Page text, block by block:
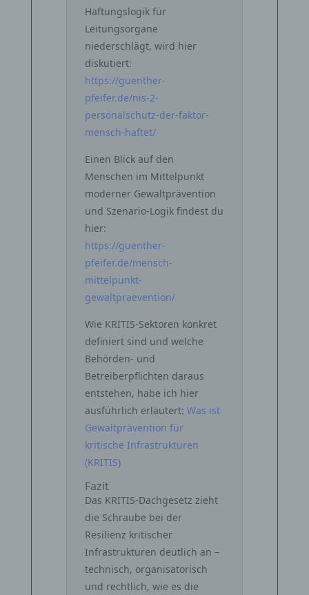
Haftungslogik für
Leitungsorgane
niederschlägt, wird hier
diskutiert:
https://guenther-
pfeifer.de/nis-2-
personalschutz-der-faktor-
mensch-haftet/
Einen Blick auf den
Menschen im Mittelpunkt
moderner Gewaltprävention
und Szenario-Logik findest du
hier:
https://guenther-
pfeifer.de/mensch-
mittelpunkt-
gewaltpraevention/
Wie KRITIS-Sektoren konkret
definiert sind und welche
Behörden- und
Betreiberpflichten daraus
entstehen, habe ich hier
ausführlich erläutert: Was ist
Gewaltprävention für
kritische Infrastrukturen
(KRITIS)
Fazit
Das KRITIS‑Dachgesetz zieht
die Schraube bei der
Resilienz kritischer
Infrastrukturen deutlich an –
technisch, organisatorisch
und rechtlich, wie es die